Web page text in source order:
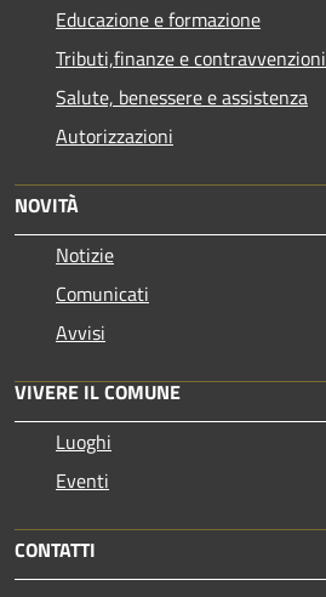
Educazione e formazione
Tributi,finanze e contravvenzioni
Salute, benessere e assistenza
Autorizzazioni
NOVITÀ
Notizie
Comunicati
Avvisi
VIVERE IL COMUNE
Luoghi
Eventi
CONTATTI